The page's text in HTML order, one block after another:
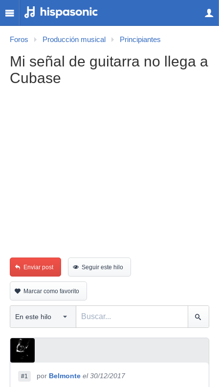
Foros Producción musical Principiantes
Mi señal de guitarra no llega a
Cubase
Enviar post Seguir este hilo
Marcar como favorito
#1 por Belmonte el 30/12/2017